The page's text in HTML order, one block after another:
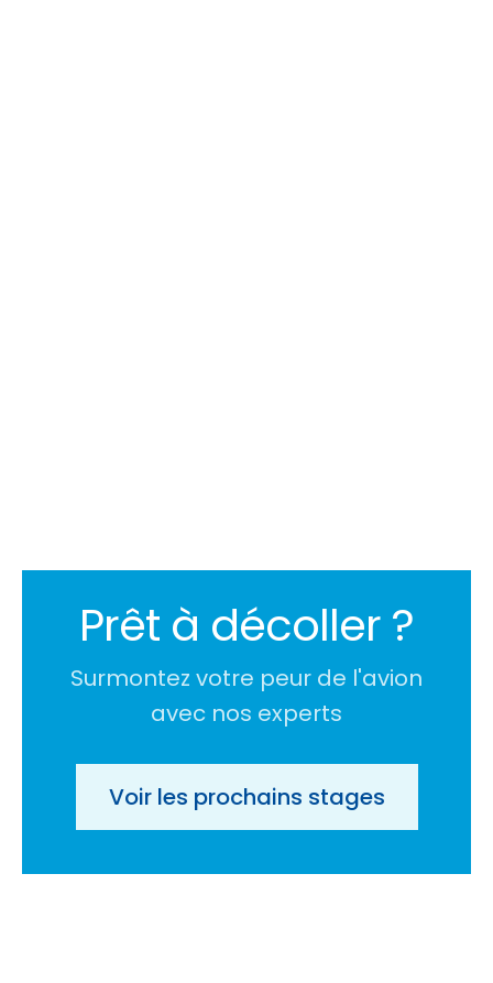
Prêt à décoller ?
Surmontez votre peur de l'avion
avec nos experts
Voir les prochains stages